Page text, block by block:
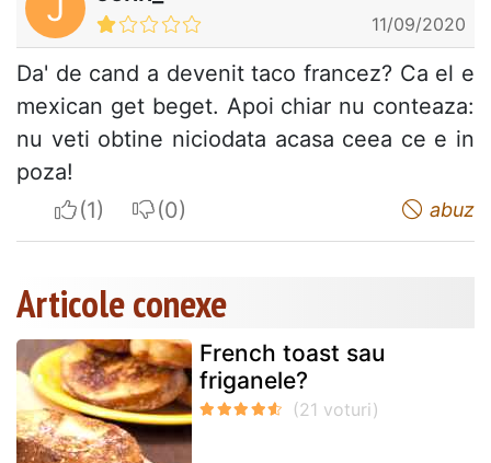
11/09/2020
Da' de cand a devenit taco francez? Ca el e
mexican get beget. Apoi chiar nu conteaza:
nu veti obtine niciodata acasa ceea ce e in
poza!
I apreciateI do not appreciate abuz
Articole conexe
French toast sau
friganele?